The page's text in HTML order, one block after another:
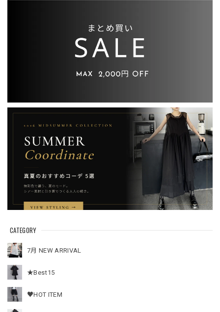
CATEGORY
7月 NEW ARRIVAL
★Best15
♥HOT ITEM